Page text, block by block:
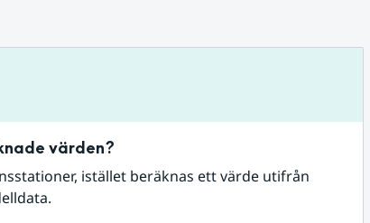
värden?
istället beräknas ett värde utifrån